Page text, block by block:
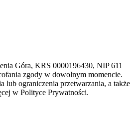
Góra, KRS 0000196430, NIP 611
zgody w dowolnym momencie.
lub ograniczenia przetwarzania, a także
w Polityce Prywatności.